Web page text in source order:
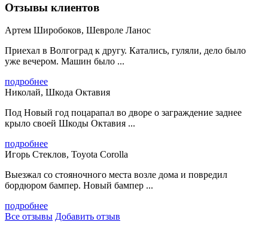
Отзывы клиентов
Артем Широбоков, Шевроле Ланос
Приехал в Волгоград к другу. Катались, гуляли, дело было
уже вечером. Машин было ...
подробнее
Николай, Шкода Октавия
Под Новый год поцарапал во дворе о заграждение заднее
крыло своей Шкоды Октавия ...
подробнее
Игорь Стеклов, Toyota Corolla
Выезжал со стояночного места возле дома и повредил
бордюром бампер. Новый бампер ...
подробнее
Все отзывы Добавить отзыв